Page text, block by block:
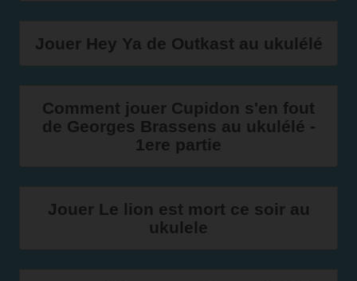
Jouer Hey Ya de Outkast au ukulélé
Comment jouer Cupidon s'en fout
de Georges Brassens au ukulélé -
1ere partie
Jouer Le lion est mort ce soir au
ukulele